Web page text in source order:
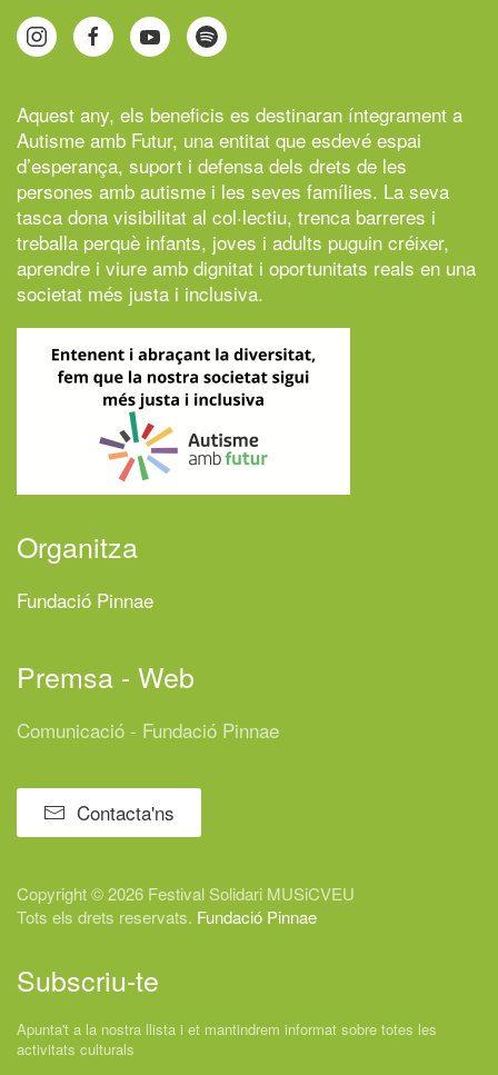
Aquest any, els beneficis es destinaran íntegrament a
Autisme amb Futur, una entitat que esdevé espai
d’esperança, suport i defensa dels drets de les
persones amb autisme i les seves famílies. La seva
tasca dona visibilitat al col·lectiu, trenca barreres i
treballa perquè infants, joves i adults puguin créixer,
aprendre i viure amb dignitat i oportunitats reals en una
societat més justa i inclusiva.
Organitza
Fundació Pinnae
Premsa - Web
Comunicació - Fundació Pinnae
Contacta'ns
Copyright © 2026 Festival Solidari MUSiCVEU
Tots els drets reservats. Fundació Pinnae
Subscriu-te
Apunta't a la nostra llista i et mantindrem informat sobre totes les
activitats culturals